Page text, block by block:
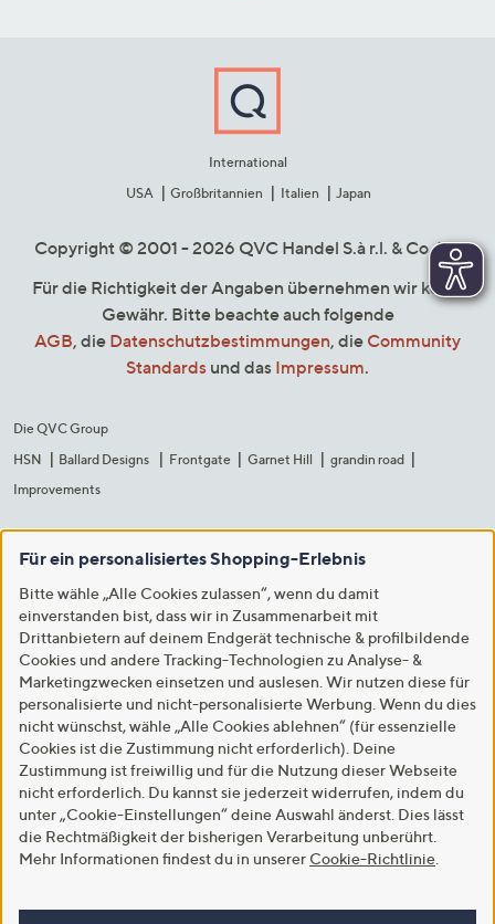
International
USA
Großbritannien Italien Japan
Copyright © 2001 - 2026 QVC Handel S.à r.l. & Co. KG
Für die Richtigkeit der Angaben übernehmen wir keine
Gewähr. Bitte beachte auch folgende
AGB, die Datenschutzbestimmungen, die Community
Standards und das Impressum.
Die QVC Group
HSN
Ballard Designs Frontgate Garnet Hill
grandin road
Improvements
Für ein personalisiertes Shopping-Erlebnis
Bitte wähle „Alle Cookies zulassen“, wenn du damit
einverstanden bist, dass wir in Zusammenarbeit mit
Drittanbietern auf deinem Endgerät technische & profilbildende
Cookies und andere Tracking-Technologien zu Analyse- &
Marketingzwecken einsetzen und auslesen. Wir nutzen diese für
personalisierte und nicht-personalisierte Werbung. Wenn du dies
nicht wünschst, wähle „Alle Cookies ablehnen“ (für essenzielle
Cookies ist die Zustimmung nicht erforderlich). Deine
Zustimmung ist freiwillig und für die Nutzung dieser Webseite
nicht erforderlich. Du kannst sie jederzeit widerrufen, indem du
unter „Cookie-Einstellungen“ deine Auswahl änderst. Dies lässt
die Rechtmäßigkeit der bisherigen Verarbeitung unberührt.
Mehr Informationen findest du in unserer Cookie-Richtlinie